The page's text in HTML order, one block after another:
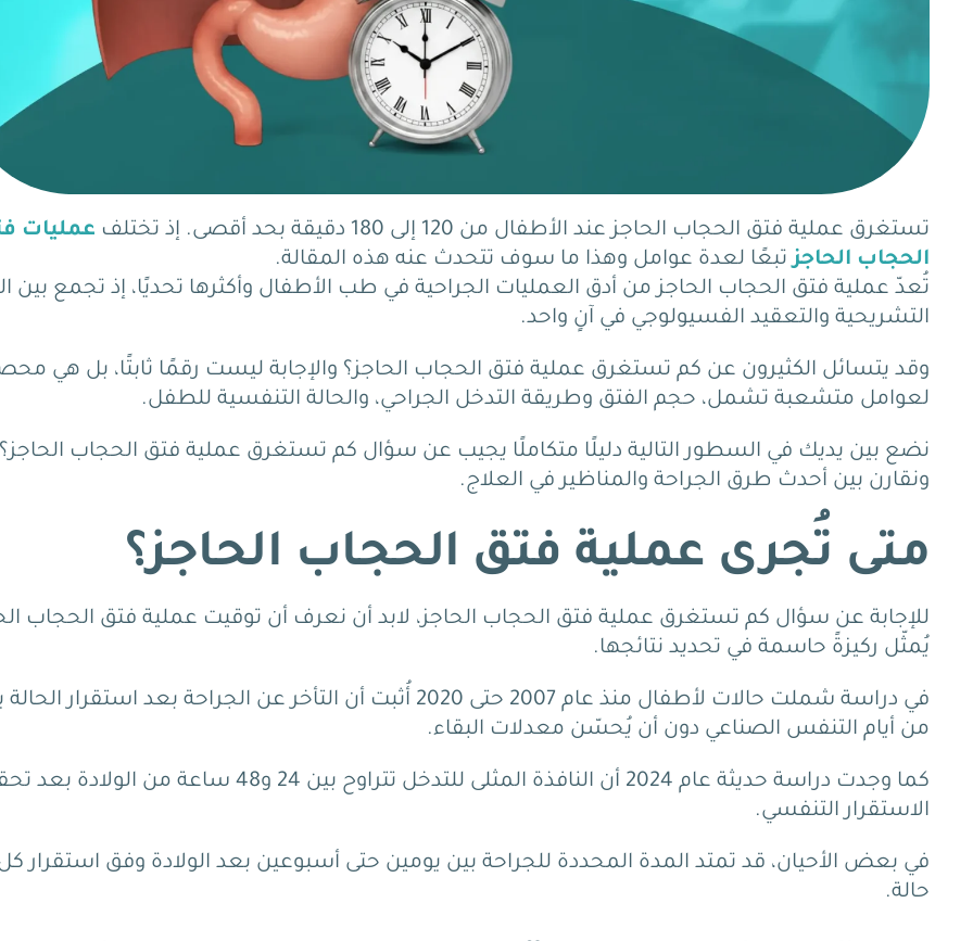
تستغرق عملية فتق الحجاب الحاجز عند الأطفال من 120 إلى 180 دقيقة بحد أقصى. إذ تختلف
عمليات
الحجاب الحاجز تبعًا لعدة عوامل وهذا ما سوف تتحدث عنه هذه المقالة.
تُعدّ عملية فتق الحجاب الحاجز من أدق العمليات الجراحية في طب الأطفال وأكثرها تحديًا، إذ تجمع بين
التشريحية والتعقيد الفسيولوجي في آنٍ واحد.
وقد يتسائل الكثيرون عن كم تستغرق عملية فتق الحجاب الحاجز؟ والإجابة ليست رقمًا ثابتًا، بل هي
لعوامل متشعبة تشمل، حجم الفتق وطريقة التدخل الجراحي، والحالة التنفسية للطفل.
نضع بين يديك في السطور التالية دليلًا متكاملًا يجيب عن سؤال كم تستغرق عملية فتق الحجاب
ونقارن بين أحدث طرق الجراحة والمناظير في العلاج.
متى تُجرى عملية فتق الحجاب الحاجز؟
للإجابة عن سؤال كم تستغرق عملية فتق الحجاب الحاجز، لابد أن نعرف أن توقيت عملية فتق الحجاب
يُمثّل ركيزةً حاسمة في تحديد نتائجها.
في دراسة شملت حالات لأطفال منذ عام 2007 حتى 2020 أُثبت أن التأخر عن الجراحة بعد استقرار
من أيام التنفس الصناعي دون أن يُحسّن معدلات البقاء.
كما وجدت دراسة حديثة عام 2024 أن النافذة المثلى للتدخل تتراوح بين 24 و48 ساعة من
الاستقرار التنفسي.
في بعض الأحيان، قد تمتد المدة المحددة للجراحة بين يومين حتى أسبوعين بعد الولادة وفق استقرار
حالة.